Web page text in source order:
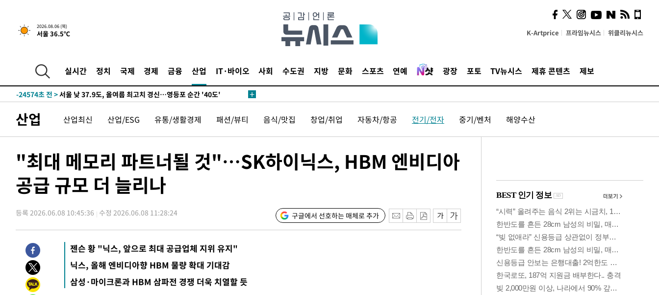
2026.08.06 (목)
서울 36.5℃ K-Artprice 프라임뉴시스 위클리뉴시스
실시간 정치 국제 경제 금융 산업 IT·바이오 사회 수도권 지방 문화 스포츠 연예 광장 포토 TV뉴시스 제휴 콘텐츠 제보
-25890초 전 >[속보]합참 "북, 동해상으로 미상 발사체 발사"
-25286초 전 >'낮 최고 39도' 불볕더위…한밤 열대야도 계속[내일날씨]
-24907초 전 >
"韓 외환시장 개입 관측 배경엔 美의 대한국 무역적자 있어"
-24734초 전 >
-24574초 전 >서울 낮 37.9도, 올여름 최고치 경신…영등포 순간 '40도'
-20231초 전 >
[속보]코스닥, 800p 회복…0.26% 오른 801.67 마감
-20161초 전 >[속보]코스피, 301.88포인트(4.58%) 내린 6296.38 마감
-17625초 전 > "여기 떨어졌다"…다누리, 스페이스X 로켓 달 충돌 흔적 포착
-14670초 전 >손흥민, 5경기 연속골 실패…LAFC는 승부차기 끝 과달라하라 격파
-7271초 전 > 내일까지 39도 '펄펄'…기상청 "태풍 지나며 폭염 잠시 꺾인다"
-6886초 전 >"美간섭에 합의 지연"…트럼프, '이란 호르무즈 통제권' 수용할까
-3406초 전 >[속보]산업장관 "李정부, 원전 반대 안해…안정 전력 위해 불가피"
-2103초 전 >
[속보]경찰, '홍명보 선임 논란' 대한축구협회·축구회관 등 압수수색
-28326초 전 >
[속보]합참 "北 발사체는 단거리탄도미사일…감시·경계태세 강
화"
-28074초 전 >
日방위성, 北이 동해로 쏜 발사체는 탄도미사일 가능성
-26504초 전 >
[속보] SKT, 에이닷 서비스 장애 발생…"원인 파악 중"
산업 산업최신 산업/ESG 유통/생활경제 패션/뷰티 음식/맛집 창업/취업 자동차/항공 전기/전자 중기/벤처 해양수산
"최대 메모리 파트너될 것"…SK하이닉스, HBM 엔비디아
공급 규모 더 늘리나
등록 2026.06.08 10:45:36 수정 2026.06.08 11:28:24 구글에서 선호하는 매체로 추가
젠슨 황 "닉스, 앞으로 최대 공급업체 지위 유지"
닉스, 올해 엔비디아향 HBM 물량 확대 기대감
삼성·마이크론과 HBM 삼파전 경쟁 더욱 치열할 듯
의견, 국토부·LH에 충실히
전달할 것"